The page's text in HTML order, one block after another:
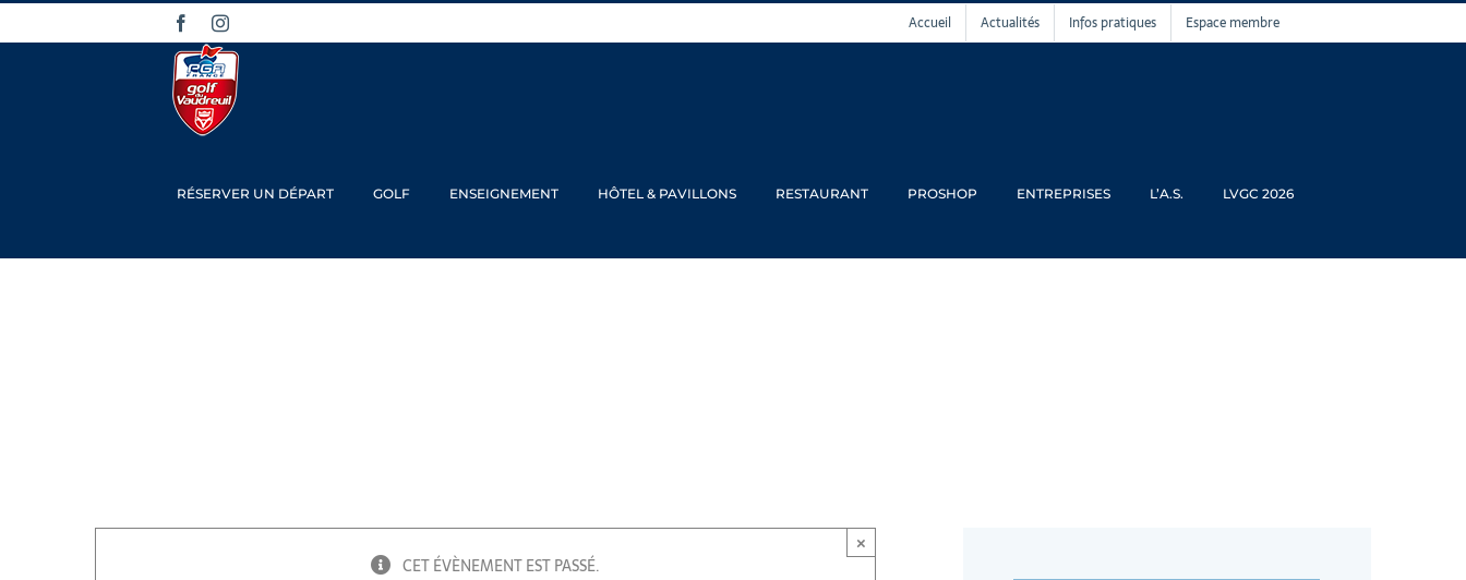
Passer
contenu
FacebookInstagram Accueil Actualités Infos pratiques Espace membre
RÉSERVER UN DÉPART GOLF ENSEIGNEMENT HÔTEL & PAVILLONS RESTAURANT PROSHOP ENTREPRISES L’A.S. LVGC 2026
×
CET ÉVÈNEMENT EST PASSÉ.